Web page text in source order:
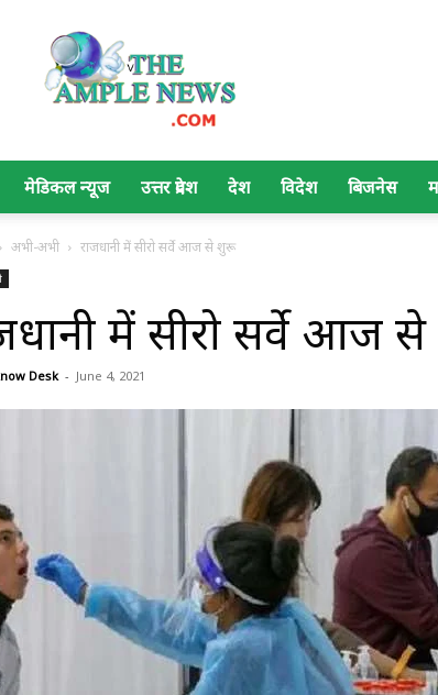
Ample
News
मेडिकल न्यूज उत्तर प्रदेश देश विदेश बिजनेस
अभी-अभी राजधानी में सीरो सर्वे आज से शुरू
में सीरो सर्वे आज
Desk - June 4, 2021